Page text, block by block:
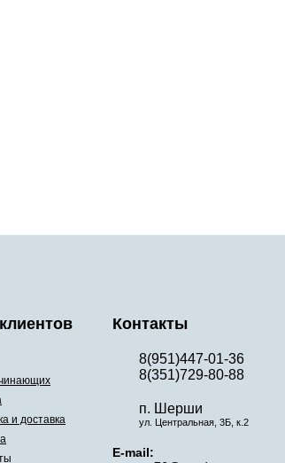
и доставка
Контакты
8(951)447-01-36
8(351)729-80-88
п. Шерши
ул. Центральная, 3Б, к.2
E-mail: